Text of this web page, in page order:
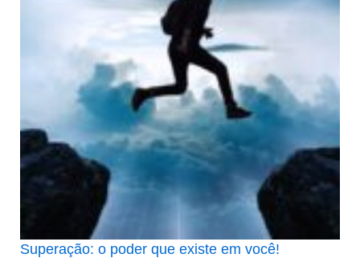
Superação: o poder que existe em você!